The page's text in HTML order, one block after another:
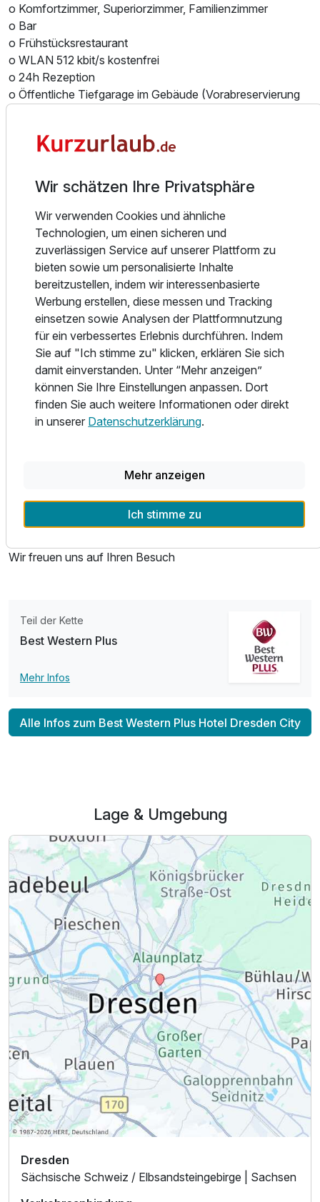
Doppelzimmer Superior
2 Erwachsene
Ausstattung
Für 3 Tage p.P. ab 140,00 €
o Komfortzimmer, Superiorzimmer, Familienzimmer
o Bar
o Frühstücksrestaurant
o WLAN 512 kbit/s kostenfrei
o 24h Rezeption
o Öffentliche Tiefgarage im Gebäude (Vorabreservierung
Sleep well. Live well:
Auf 6 Etagen stehen Ihnen 131 Zimmer in frischem,
Alle Zimmer sind für Sie mit einer individuell regelbaren
Klimaanlage, Flachbildfernseher mit Chromecast,
Wasserkocher, WLAN und Direktwahltelefon ausgestattet.
Die Badezimmer verfügen über Wanne, WC und
Haartrockner.
Die Zimmer der Kategorie Superior gestalten Ihnen Ihren
Aufenthalt mit einer Nespresso Heißgetränkemaschine,
kostenfreier Minibar, Kosmetikspiegel sowie einer
hochwertigen Kosmetikserie noch angenehmer.
Unsere Familienzimmer sind auf 41 qm mit 2 separaten
Entdecken Sie die Dresdner Altstadt mit der Semperoper,
Ausstellungen oder relaxen Sie am Elbufer mit der
grandiosen Kulisse vor Augen.
Wir freuen uns auf Ihren Besuch
Teil der Kette
Best Western Plus
Mehr Infos
Alle Infos zum Best Western Plus Hotel Dresden City
Lage & Umgebung
Dresden
Sächsische Schweiz / Elbsandsteingebirge | Sachsen
Wir schätzen Ihre Privatsphäre
Wir verwenden Cookies und ähnliche
Technologien, um einen sicheren und
zuverlässigen Service auf unserer Plattform zu
bieten sowie um personalisierte Inhalte
bereitzustellen, indem wir interessenbasierte
Werbung erstellen, diese messen und Tracking
einsetzen sowie Analysen der Plattformnutzung
für ein verbessertes Erlebnis durchführen. Indem
Sie auf "Ich stimme zu" klicken, erklären Sie sich
damit einverstanden. Unter “Mehr anzeigen”
können Sie Ihre Einstellungen anpassen. Dort
finden Sie auch weitere Informationen oder direkt
in unserer Datenschutzerklärung.
Mehr anzeigen
Ich stimme zu